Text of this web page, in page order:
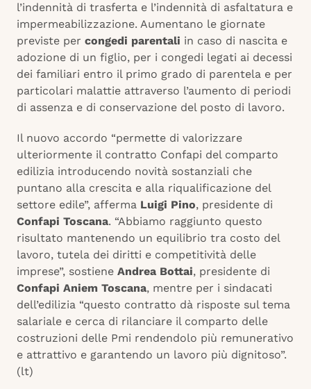
l’indennità di trasferta e l’indennità di asfaltatura e
impermeabilizzazione. Aumentano le giornate
previste per congedi parentali in caso di nascita e
adozione di un figlio, per i congedi legati ai decessi
dei familiari entro il primo grado di parentela e per
particolari malattie attraverso l’aumento di periodi
di assenza e di conservazione del posto di lavoro.
Il nuovo accordo “permette di valorizzare
ulteriormente il contratto Confapi del comparto
edilizia introducendo novità sostanziali che
puntano alla crescita e alla riqualificazione del
settore edile”, afferma Luigi Pino, presidente di
Confapi Toscana. “Abbiamo raggiunto questo
risultato mantenendo un equilibrio tra costo del
lavoro, tutela dei diritti e competitività delle
imprese”, sostiene Andrea Bottai, presidente di
Confapi Aniem Toscana, mentre per i sindacati
dell’edilizia “questo contratto dà risposte sul tema
salariale e cerca di rilanciare il comparto delle
costruzioni delle Pmi rendendolo più remunerativo
e attrattivo e garantendo un lavoro più dignitoso”.
(lt)